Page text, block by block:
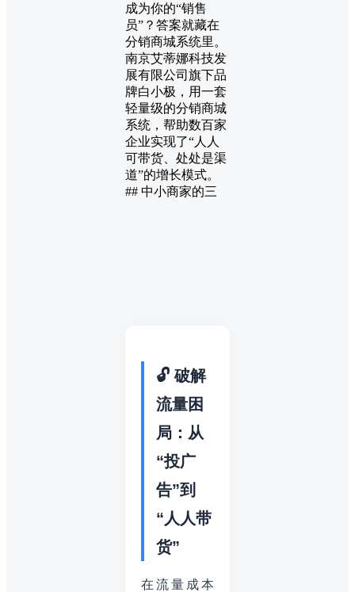
成为你的“销售
员”？答案就藏在
分销商城系统里。
南京艾蒂娜科技发
展有限公司旗下品
牌白小极，用一套
轻量级的分销商城
系统，帮助数百家
企业实现了“人人
可带货、处处是渠
道”的增长模式。
## 中小商家的三
🔓 破解
流量困
局：从
“投广
告”到
“人人带
货”
在流量成本